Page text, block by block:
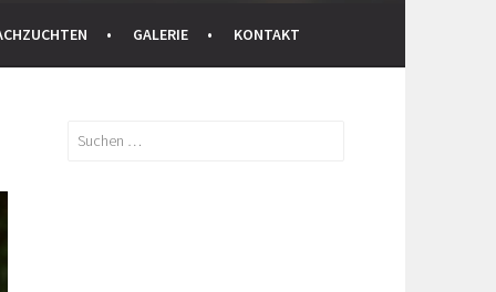
GALERIE KONTAKT
Suchen